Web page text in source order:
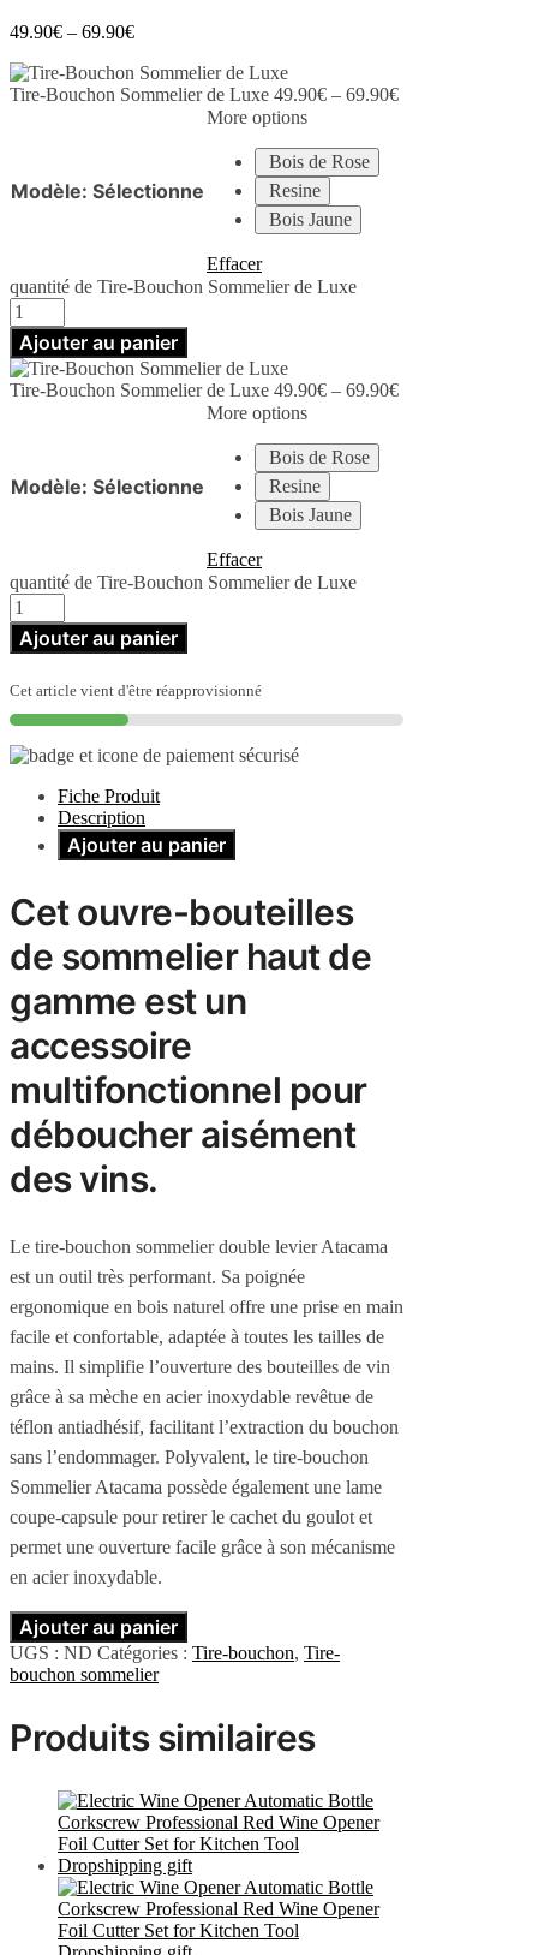
49.90€ – 69.90€
Tire-Bouchon Sommelier de Luxe 49.90€ – 69.90€
Modèle: Sélectionne
More options
Bois de Rose
Resine
Bois Jaune
Effacer
quantité de Tire-Bouchon Sommelier de Luxe
Ajouter au panier
Tire-Bouchon Sommelier de Luxe 49.90€ – 69.90€
Modèle: Sélectionne
More options
Bois de Rose
Resine
Bois Jaune
Effacer
quantité de Tire-Bouchon Sommelier de Luxe
Ajouter au panier
Cet article vient d'être réapprovisionné
Fiche Produit
Description
Ajouter au panier
Cet ouvre-bouteilles
de sommelier haut de
gamme est un
accessoire
multifonctionnel pour
déboucher aisément
des vins.
Le tire-bouchon sommelier double levier Atacama
est un outil très performant. Sa poignée
ergonomique en bois naturel offre une prise en main
facile et confortable, adaptée à toutes les tailles de
mains. Il simplifie l’ouverture des bouteilles de vin
grâce à sa mèche en acier inoxydable revêtue de
téflon antiadhésif, facilitant l’extraction du bouchon
sans l’endommager. Polyvalent, le tire-bouchon
Sommelier Atacama possède également une lame
coupe-capsule pour retirer le cachet du goulot et
permet une ouverture facile grâce à son mécanisme
en acier inoxydable.
Ajouter au panier
UGS : ND Catégories : Tire-bouchon, Tire-
bouchon sommelier
Produits similaires